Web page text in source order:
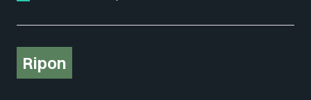
Ripon